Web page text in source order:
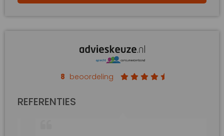
8 beoordeling
REFERENTIES